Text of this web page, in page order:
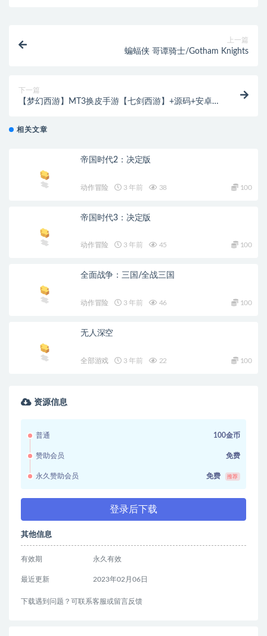
上一篇
蝙蝠侠 哥谭骑士/Gotham Knights
下一篇
【梦幻西游】MT3换皮手游【七剑西游】+源码+安卓
相关文章
帝国时代2：决定版
动作冒险 3 年前 38 100
帝国时代3：决定版
动作冒险 3 年前 45 100
全面战争：三国/全战三国
动作冒险 3 年前 46 100
无人深空
全部游戏 3 年前 22 100
资源信息
普通 100金币
赞助会员 免费
永久赞助会员 免费 推荐
登录后下载
其他信息
有效期 永久有效
最近更新 2023年02月06日
下载遇到问题？可联系客服或留言反馈